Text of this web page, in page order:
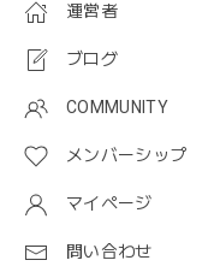
運営者
ブログ
COMMUNITY
メンバーシップ
マイページ
問い合わせ